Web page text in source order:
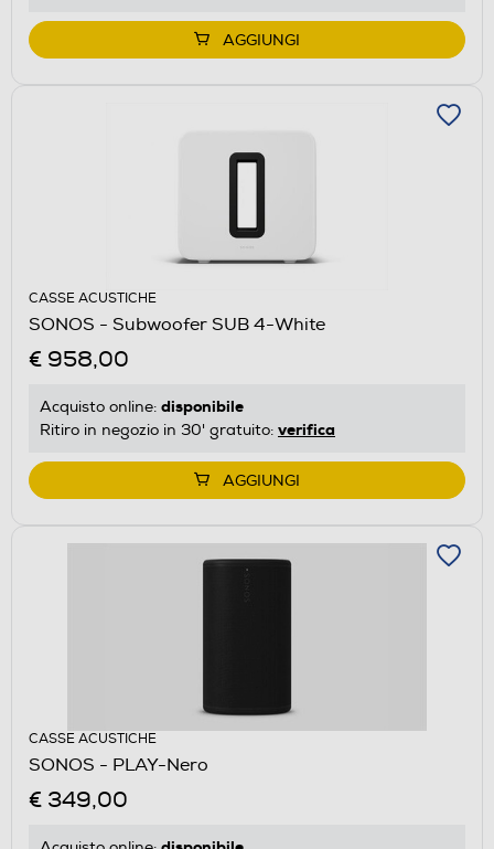
AGGIUNGI
CASSE ACUSTICHE
SONOS - Subwoofer SUB 4-White
€ 958,00
Acquisto online: disponibile
Ritiro in negozio in 30' gratuito: verifica
AGGIUNGI
CASSE ACUSTICHE
SONOS - PLAY-Nero
€ 349,00